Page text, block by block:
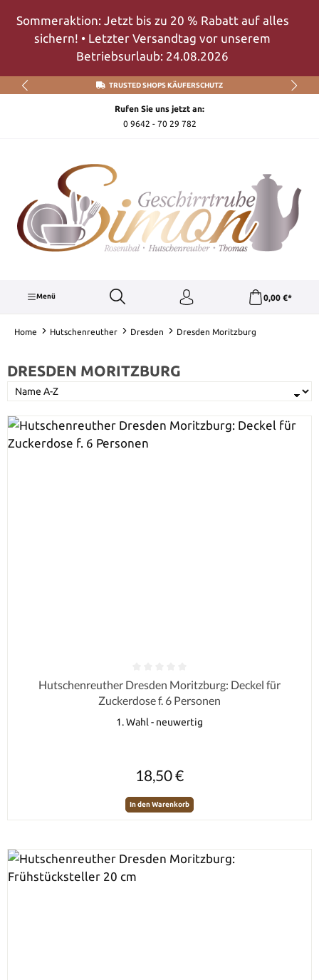
Zum Hauptinhalt springen
Sommeraktion: Jetzt bis zu 20 % Rabatt auf alles
sichern! • Letzter Versandtag vor unserem
Betriebsurlaub: 24.08.2026
TRUSTED SHOPS KÄUFERSCHUTZ
Rufen Sie uns jetzt an:
0 9642 - 70 29 782
Menü 0,00 €*
Home Hutschenreuther Dresden Dresden Moritzburg
DRESDEN MORITZBURG
Durchschnittliche Bewertung von 0 von 5 Sternen
Hutschenreuther Dresden Moritzburg: Deckel für
Zuckerdose f. 6 Personen
1. Wahl - neuwertig
18,50 €
In den Warenkorb